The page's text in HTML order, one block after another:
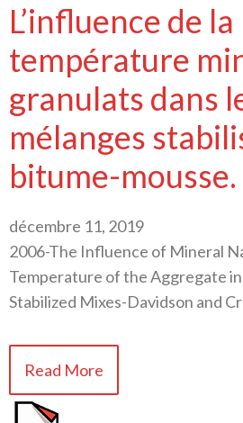
L’influence de
température
granulats dans
mélanges
bitume-mousse.
décembre 11, 2019
2006-The Influence of Mineral
Temperature of the Aggregate
Stabilized Mixes-Davidson and
Read More